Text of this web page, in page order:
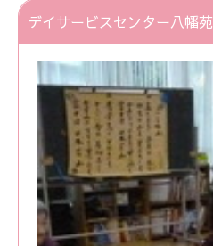
デイサービスセンター八幡苑